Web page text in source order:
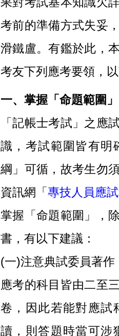
考前的準備方式失妥
滑鐵盧。有鑑於此，
考友下列應考要領，
一、掌握「命題範圍」
「記帳士考試」之應
識，考試範圍皆有明
綱」可循，故考生勿
資訊網「專技人員應
掌握「命題範圍」，
書，有以下建議：
(一)注意典試委員著
應考的科目皆由二至
卷，因此若能對應試
讀，則答題時當可涉